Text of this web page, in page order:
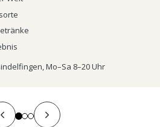
Mo–Sa 8–20 Uhr